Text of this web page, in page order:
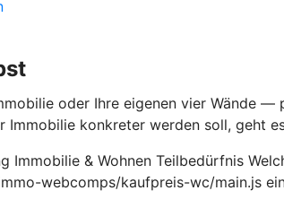
oder Ihre eigenen vier Wände
Immobilie konkreter werden soll, geht
Immobilie & Wohnen Teilbedürfnis
webcomps/kaufpreis-wc/main.js